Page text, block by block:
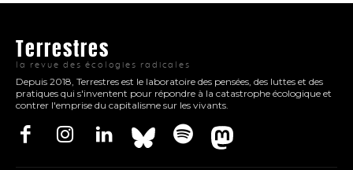
Terrestres
la revue des écologies radicales
Depuis 2018, Terrestres est le laboratoire des pensées, des luttes et des
pratiques qui s'inventent pour répondre à la catastrophe écologique et
contrer l'emprise du capitalisme sur les vivants.